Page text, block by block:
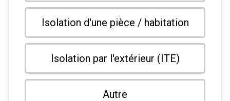
Isolation d'une pièce / habitation
Isolation par l'extérieur (ITE)
Autre